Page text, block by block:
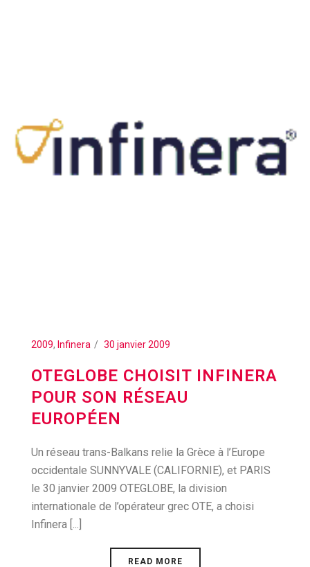
2009, Infinera 30 janvier 2009
OTEGLOBE CHOISIT INFINERA
POUR SON RÉSEAU
EUROPÉEN
Un réseau trans-Balkans relie la Grèce à l’Europe
occidentale SUNNYVALE (CALIFORNIE), et PARIS
le 30 janvier 2009 OTEGLOBE, la division
internationale de l’opérateur grec OTE, a choisi
Infinera [...]
READ MORE